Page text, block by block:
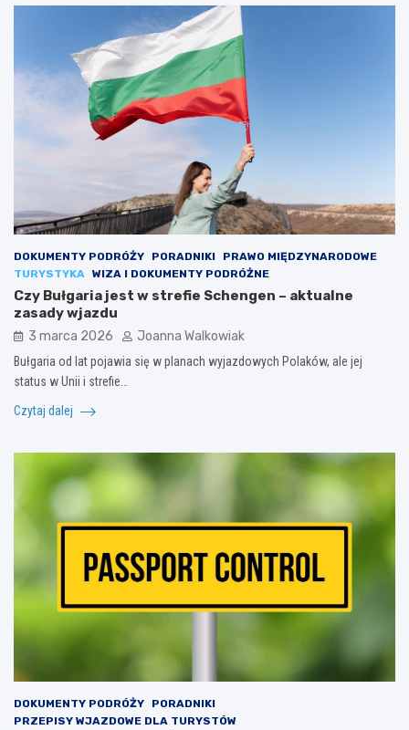
DOKUMENTY PODRÓŻY PORADNIKI
PRAWO MIĘDZYNARODOWE
TURYSTYKA WIZA I DOKUMENTY PODRÓŻNE
Czy Bułgaria jest w strefie Schengen – aktualne
zasady wjazdu
3 marca 2026 Joanna Walkowiak
Bułgaria od lat pojawia się w planach wyjazdowych Polaków, ale jej
status w Unii i strefie…
Czytaj dalej
DOKUMENTY PODRÓŻY
PORADNIKI
PRZEPISY WJAZDOWE DLA TURYSTÓW